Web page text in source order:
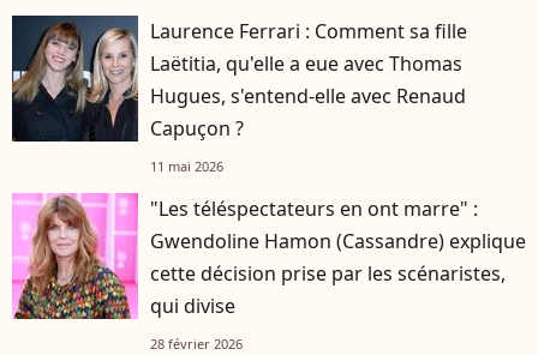
Laurence Ferrari : Comment sa fille
Laëtitia, qu'elle a eue avec Thomas
Hugues, s'entend-elle avec Renaud
Capuçon ?
11 mai 2026
"Les téléspectateurs en ont marre" :
Gwendoline Hamon (Cassandre) explique
cette décision prise par les scénaristes,
qui divise
28 février 2026